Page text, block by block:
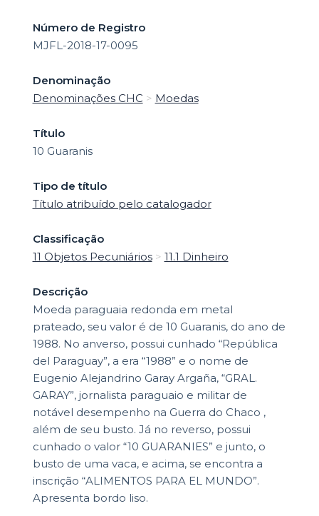
Número de Registro
MJFL-2018-17-0095
Denominação
Denominações CHC > Moedas
Título
10 Guaranis
Tipo de título
Título atribuído pelo catalogador
Classificação
11 Objetos Pecuniários> 11.1 Dinheiro
Descrição
Moeda paraguaia redonda em metal
prateado, seu valor é de 10 Guaranis, do ano de
1988. No anverso, possui cunhado “República
del Paraguay”, a era “1988” e o nome de
Eugenio Alejandrino Garay Argaña, “GRAL.
GARAY”, jornalista paraguaio e militar de
notável desempenho na Guerra do Chaco ,
além de seu busto. Já no reverso, possui
cunhado o valor “10 GUARANIES” e junto, o
busto de uma vaca, e acima, se encontra a
inscrição “ALIMENTOS PARA EL MUNDO”.
Apresenta bordo liso.